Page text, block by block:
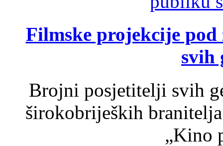
Filmske projekcije
svih
Brojni posjetitelji svih
širokobrijeških
„Kino